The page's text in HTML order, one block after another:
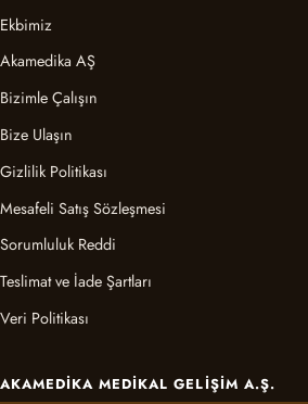
Ekbimiz
Akamedika AŞ
Bizimle Çalışın
Bize Ulaşın
Gizlilik Politikası
Mesafeli Satış Sözleşmesi
Sorumluluk Reddi
Teslimat ve İade Şartları
Veri Politikası
AKAMEDIKA MEDIKAL GELIŞIM A.Ş.